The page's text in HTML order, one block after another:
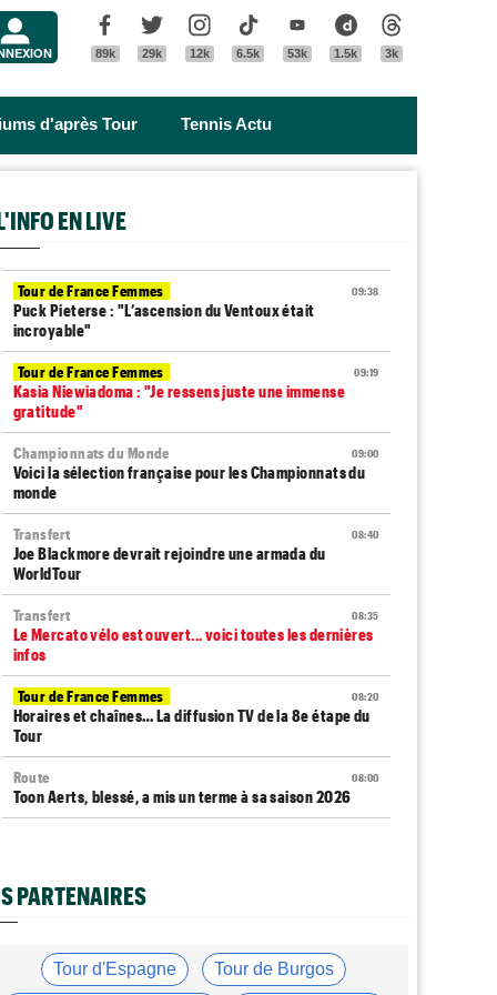
Facebook
89k
Twitter
29k
Instagram
12k
Tik Tok
6.5k
Youtube
53k
Dailymotion
1.5k 3k
d'après Tour Tennis Actu
EN LIVE
09:38
Tour de France Femmes
Puck Pieterse : "L’ascension du Ventoux était
incroyable"
09:19
Tour de France Femmes
Kasia Niewiadoma : "Je ressens juste une immense
gratitude"
09:00
Championnats du Monde
Voici la sélection française pour les Championnats du
monde
08:40
Transfert
Joe Blackmore devrait rejoindre une armada du
WorldTour
08:35
Transfert
Le Mercato vélo est ouvert... voici toutes les dernières
infos
08:20
Tour de France Femmes
Horaires et chaînes… La diffusion TV de la 8e étape du
Tour
08:00
Route
Toon Aerts, blessé, a mis un terme à sa saison 2026
Transfert
Média
PARTENAIRES
Tour d'Espagne Tour de Burgos